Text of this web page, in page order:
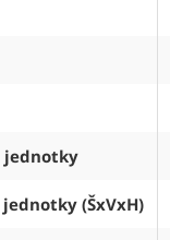
jednotky
(ŠxVxH)